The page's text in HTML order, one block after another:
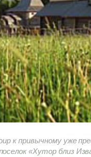
к привычному уже
«Хутор близ